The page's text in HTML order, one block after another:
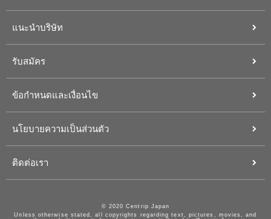
แนะนำบริษัท
รับสมัคร
ข้อกำหนดและเงื่อนไข
นโยบายความเป็นส่วนตัว
ติดต่อเรา
© 2020 Centrip Japan
Unless otherwise stated, all copyrights regarding text, pictures, movies, and